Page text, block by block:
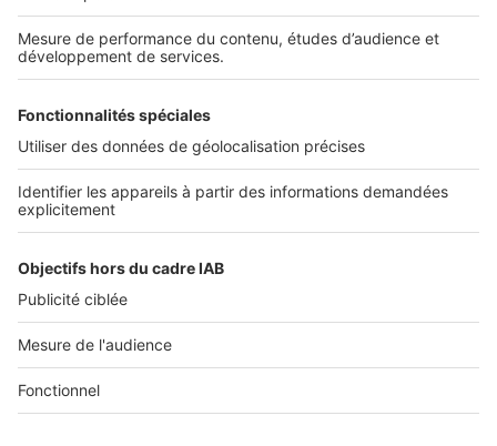
Nos solutions pro
Actualités pro
Nous contacter
Connexion à My SeLoger Pro
Espace Presse